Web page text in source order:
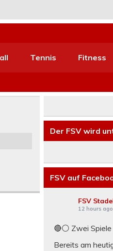
Tennis Fitness
Der FSV wird
FSV auf
FSV
12 hours ago
🔴⚪ Zwei
Bereits am